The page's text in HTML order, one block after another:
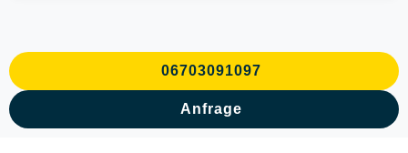
06703091097
Anfrage